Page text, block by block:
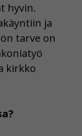
hyvin.
ja
tarve on
kirkko